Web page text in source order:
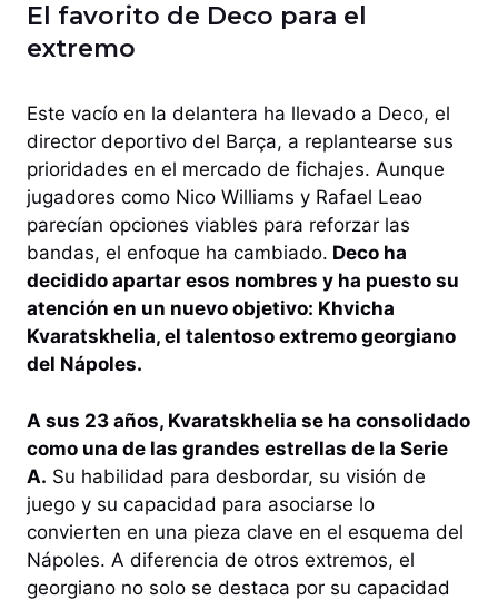
El favorito de Deco para el
extremo
Este vacío en la delantera ha llevado a Deco, el
director deportivo del Barça, a replantearse sus
prioridades en el mercado de fichajes. Aunque
jugadores como Nico Williams y Rafael Leao
parecían opciones viables para reforzar las
bandas, el enfoque ha cambiado. Deco ha
decidido apartar esos nombres y ha puesto su
atención en un nuevo objetivo: Khvicha
Kvaratskhelia, el talentoso extremo georgiano
del Nápoles.
A sus 23 años, Kvaratskhelia se ha consolidado
como una de las grandes estrellas de la Serie
A. Su habilidad para desbordar, su visión de
juego y su capacidad para asociarse lo
convierten en una pieza clave en el esquema del
Nápoles. A diferencia de otros extremos, el
georgiano no solo se destaca por su capacidad